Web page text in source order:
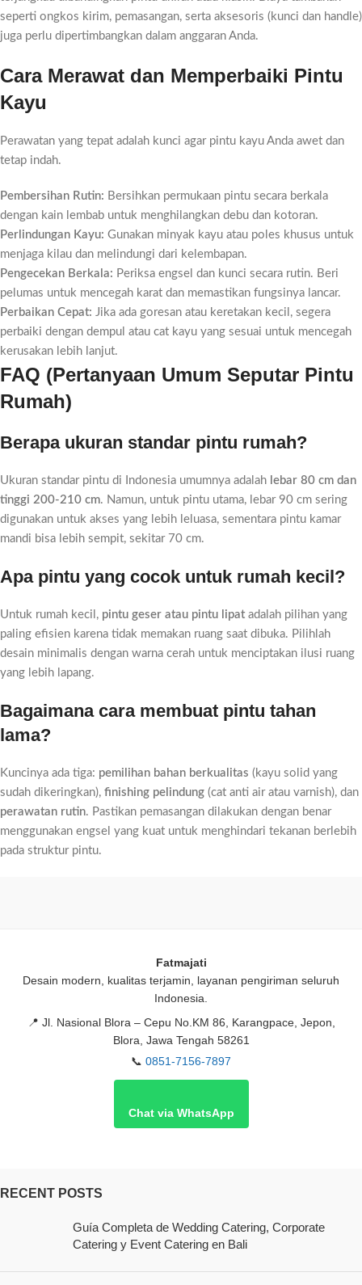
seperti ongkos kirim, pemasangan, serta aksesoris (kunci dan handle)
juga perlu dipertimbangkan dalam anggaran Anda.
Cara Merawat dan Memperbaiki Pintu
Kayu
Perawatan yang tepat adalah kunci agar pintu kayu Anda awet dan
tetap indah.
Pembersihan Rutin: Bersihkan permukaan pintu secara berkala
dengan kain lembab untuk menghilangkan debu dan kotoran.
Perlindungan Kayu: Gunakan minyak kayu atau poles khusus untuk
menjaga kilau dan melindungi dari kelembapan.
Pengecekan Berkala: Periksa engsel dan kunci secara rutin. Beri
pelumas untuk mencegah karat dan memastikan fungsinya lancar.
Perbaikan Cepat: Jika ada goresan atau keretakan kecil, segera
perbaiki dengan dempul atau cat kayu yang sesuai untuk mencegah
kerusakan lebih lanjut.
FAQ (Pertanyaan Umum Seputar Pintu
Rumah)
Berapa ukuran standar pintu rumah?
Ukuran standar pintu di Indonesia umumnya adalah lebar 80 cm dan
tinggi 200-210 cm. Namun, untuk pintu utama, lebar 90 cm sering
digunakan untuk akses yang lebih leluasa, sementara pintu kamar
mandi bisa lebih sempit, sekitar 70 cm.
Apa pintu yang cocok untuk rumah kecil?
Untuk rumah kecil, pintu geser atau pintu lipatadalah pilihan yang
paling efisien karena tidak memakan ruang saat dibuka. Pilihlah
desain minimalis dengan warna cerah untuk menciptakan ilusi ruang
yang lebih lapang.
Bagaimana cara membuat pintu tahan
lama?
Kuncinya ada tiga: pemilihan bahan berkualitas (kayu solid yang
sudah dikeringkan), finishing pelindung (cat anti air atau varnish), dan
perawatan rutin. Pastikan pemasangan dilakukan dengan benar
menggunakan engsel yang kuat untuk menghindari tekanan berlebih
pada struktur pintu.
Fatmajati
Desain modern, kualitas terjamin, layanan pengiriman seluruh
Indonesia.
📍 Jl. Nasional Blora – Cepu No.KM 86, Karangpace, Jepon,
Blora, Jawa Tengah 58261
📞 0851-7156-7897
Chat via WhatsApp
RECENT POSTS
Guía Completa de Wedding Catering, Corporate
Catering y Event Catering en Bali